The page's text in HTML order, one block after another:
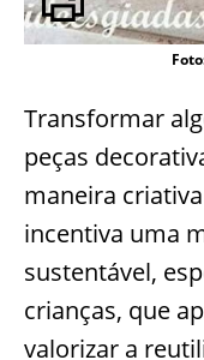
Transformar
peças
maneira
incentiva uma
sustentável,
crianças, que
valorizar a